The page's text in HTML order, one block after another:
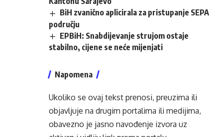
BiH zvanično aplicirala za pristupanje SEPA
području
EPBiH: Snabdijevanje strujom ostaje
stabilno, cijene se neće mijenjati
Napomena
Ukoliko se ovaj tekst prenosi, preuzima ili
objavljuje na drugim portalima ili medijima,
obavezno je jasno navođenje izvora uz